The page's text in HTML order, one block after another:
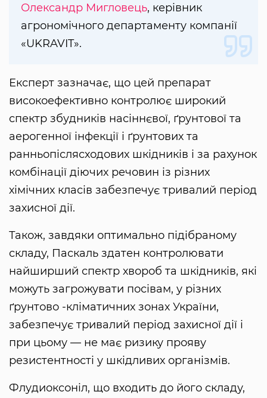
Олександр Мигловець, керівник
агрономічного департаменту компанії
«UKRAVIT».
Експерт зазначає, що цей препарат
високоефективно контролює широкий
спектр збудників насіннєвої, ґрунтової та
аерогенної інфекції і ґрунтових та
ранньопіслясходових шкідників і за рахунок
комбінації діючих речовин із різних
хімічних класів забезпечує тривалий період
захисної дії.
Також, завдяки оптимально підібраному
складу, Паскаль здатен контролювати
найширший спектр хвороб та шкідників, які
можуть загрожувати посівам, у різних
ґрунтово -кліматичних зонах України,
забезпечує тривалий період захисної дії і
при цьому — не має ризику прояву
резистентності у шкідливих організмів.
Флудиоксоніл, що входить до його складу,